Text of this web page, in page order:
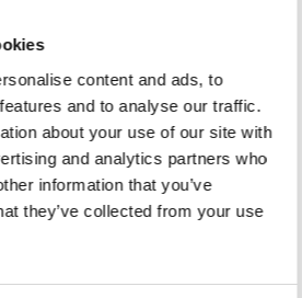
content and ads, to
and to analyse our traffic.
about your use of our site with
and analytics partners who
information that you’ve
they’ve collected from your use
Airstar Light
App
Airstar Light
App
47 x 25 x 25
cm, ± 7 kg
58 x 25 x 25
cm, ± 8,5 kg